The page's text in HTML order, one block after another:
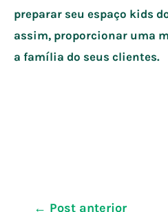
preparar seu espaço kids
assim, proporcionar uma
a família do seus clientes.
Navegação
← Post anterior